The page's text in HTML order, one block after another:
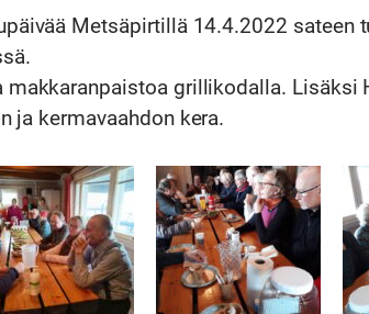
Metsäpirtillä 14.4.2022 sateen
makkaranpaistoa grillikodalla. Lisäksi
ja kermavaahdon kera.